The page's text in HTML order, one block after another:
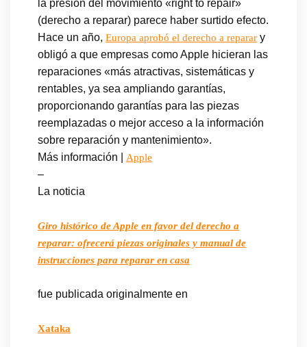
la presión del movimiento «right to repair»
(derecho a reparar) parece haber surtido efecto.
Hace un año, Europa aprobó el derecho a reparar y
obligó a que empresas como Apple hicieran las
reparaciones «más atractivas, sistemáticas y
rentables, ya sea ampliando garantías,
proporcionando garantías para las piezas
reemplazadas o mejor acceso a la información
sobre reparación y mantenimiento».
Más información | Apple
–
La noticia
Giro histórico de Apple en favor del derecho a
reparar: ofrecerá piezas originales y manual de
instrucciones para reparar en casa
fue publicada originalmente en
Xataka